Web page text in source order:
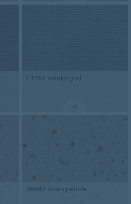
13262 smoke grid
36682 dawn pebble